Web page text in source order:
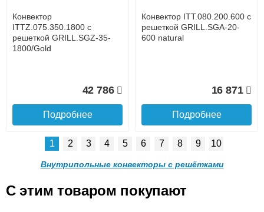
20 904
Подробнее
21 495
Конвектор
ITTL.070.160.1000 с
решеткой GRILL.SGWL-16-
Конвектор
ITTL.070.160.1100 с
решеткой GRILL.SGWL-16-
Конвектор
ITTZ.075.350.1800 с
решеткой GRILL.SGZ-35-
1800/Gold
42 786
Подробнее
Конвектор ITT.080.200.600 с
решеткой GRILL.SGA-20-
600 natural
16 871
Подробнее
1 2 3 4 5 6 7 8 9 10
Внутрипольные конвекторы с решётками
C этим товаром покупают